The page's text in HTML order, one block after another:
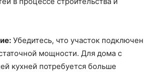
Убедитесь, что участок подключен
мощности. Для дома с
кухней потребуется больше